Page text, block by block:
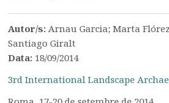
Autor/s:Arnau Garcia; Marta
Santiago Giralt
Data: 18/09/2014
3rd International Landscape